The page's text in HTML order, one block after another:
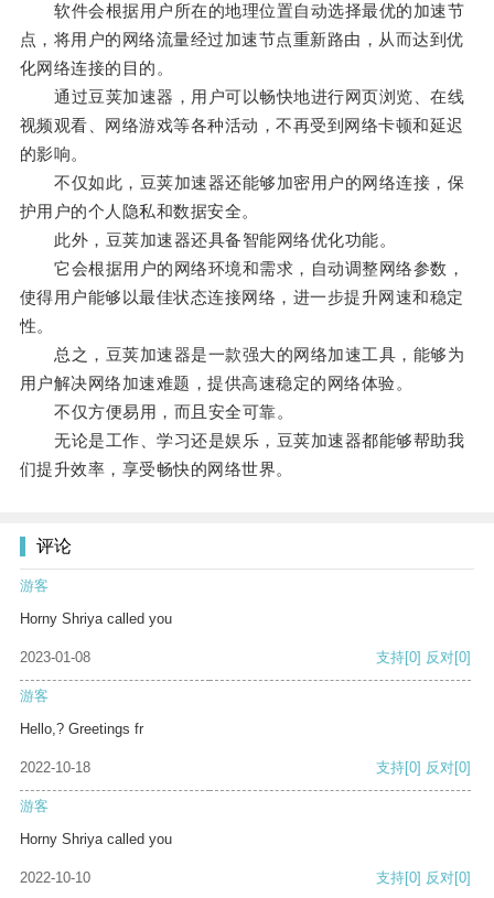
软件会根据用户所在的地理位置自动选择最优的加速节
点，将用户的网络流量经过加速节点重新路由，从而达到优
化网络连接的目的。
通过豆荚加速器，用户可以畅快地进行网页浏览、在线
视频观看、网络游戏等各种活动，不再受到网络卡顿和延迟
的影响。
不仅如此，豆荚加速器还能够加密用户的网络连接，保
护用户的个人隐私和数据安全。
此外，豆荚加速器还具备智能网络优化功能。
它会根据用户的网络环境和需求，自动调整网络参数，
使得用户能够以最佳状态连接网络，进一步提升网速和稳定
性。
总之，豆荚加速器是一款强大的网络加速工具，能够为
用户解决网络加速难题，提供高速稳定的网络体验。
不仅方便易用，而且安全可靠。
无论是工作、学习还是娱乐，豆荚加速器都能够帮助我
们提升效率，享受畅快的网络世界。
评论
游客
Horny Shriya called you
2023-01-08 支持[0] 反对[0]
游客
Hello,? Greetings fr
2022-10-18 支持[0] 反对[0]
游客
Horny Shriya called you
2022-10-10 支持[0] 反对[0]